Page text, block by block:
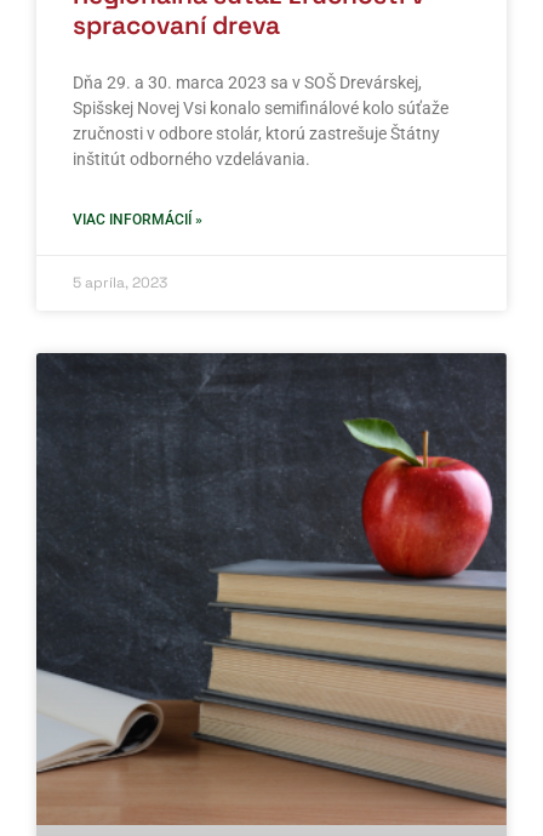
spracovaní dreva
Dňa 29. a 30. marca 2023 sa v SOŠ Drevárskej,
Spišskej Novej Vsi konalo semifinálové kolo súťaže
zručnosti v odbore stolár, ktorú zastrešuje Štátny
inštitút odborného vzdelávania.
VIAC INFORMÁCIÍ »
5 apríla, 2023